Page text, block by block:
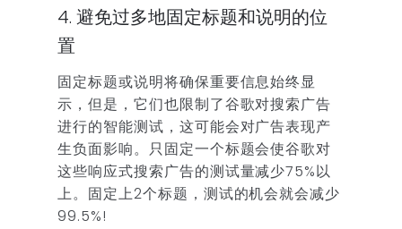
4. 避免过多地固定标题和说明的位
置
固定标题或说明将确保重要信息始终显
示，但是，它们也限制了谷歌对搜索广告
进行的智能测试，这可能会对广告表现产
生负面影响。只固定一个标题会使谷歌对
这些响应式搜索广告的测试量减少75%以
上。固定上2个标题，测试的机会就会减少
99.5%!